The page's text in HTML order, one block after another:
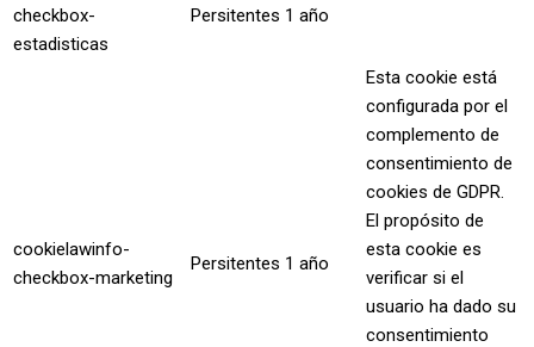
checkbox-
estadisticas
Persitentes 1 año
cookielawinfo-
checkbox-marketing
Persitentes 1 año
Esta cookie está
configurada por el
complemento de
consentimiento de
cookies de GDPR.
El propósito de
esta cookie es
verificar si el
usuario ha dado su
consentimiento